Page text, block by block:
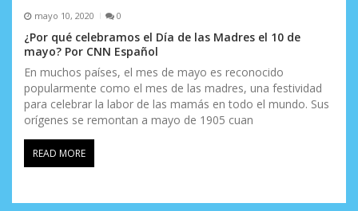
mayo 10, 2020 0
¿Por qué celebramos el Día de las Madres el 10 de
mayo? Por CNN Español
En muchos países, el mes de mayo es reconocido
popularmente como el mes de las madres, una festividad
para celebrar la labor de las mamás en todo el mundo. Sus
orígenes se remontan a mayo de 1905 cuan
READ MORE